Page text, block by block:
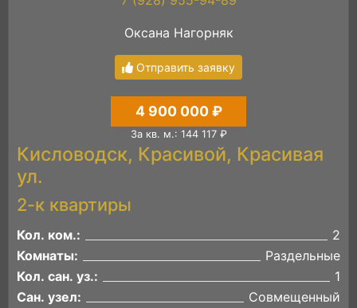
Оксана Нагорняк
Отправить заявку
4 900 000 ₽
За кв. м.: 144 117 ₽
Кисловодск, Красивой, Красивая
ул.
2-к квартиры
Кол. ком.:
2
Комнаты:
Раздельные
Кол. сан. уз.:
1
Сан. узел:
Совмещенный